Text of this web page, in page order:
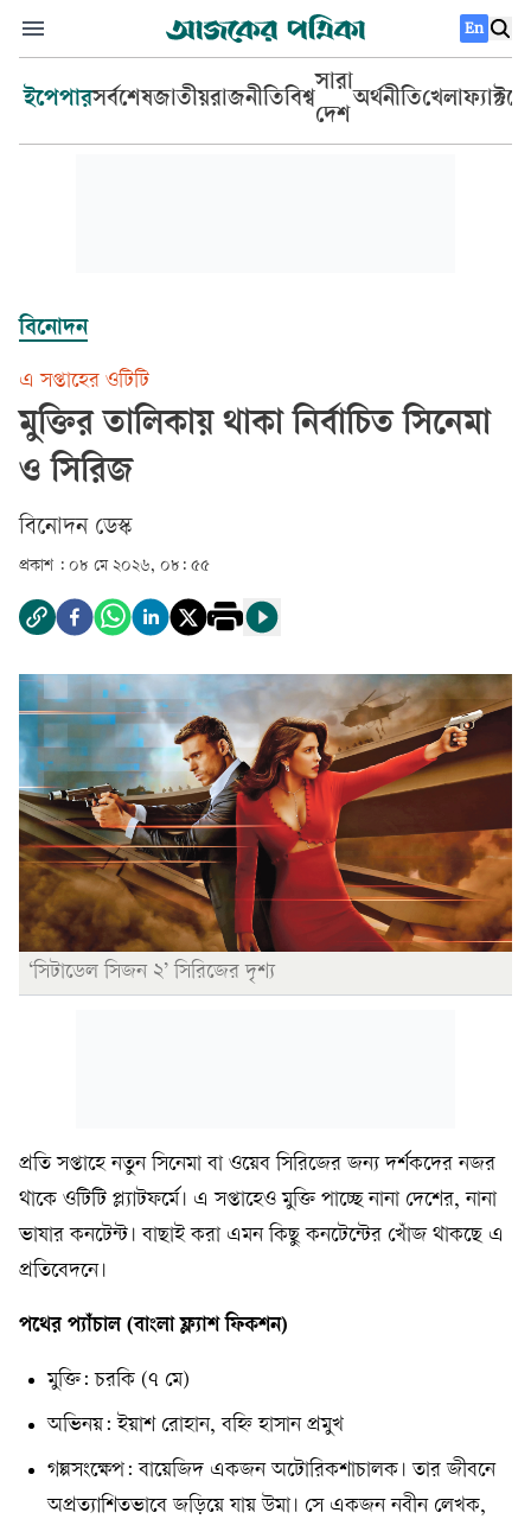
En
ইপেপারসর্বশেষজাতীয়রাজনীতিবিশ্ব
সারা
দেশ
অর্থনীতিখেলা
বিনোদন
এ সপ্তাহের ওটিটি
মুক্তির তালিকায় থাকা নির্বাচিত সিনেমা
ও সিরিজ
বিনোদন ডেস্ক
প্রকাশ : ০৮ মে ২০২৬, ০৮: ৫৫
‘সিটাডেল সিজন ২’ সিরিজের দৃশ্য
প্রতি সপ্তাহে নতুন সিনেমা বা ওয়েব সিরিজের জন্য দর্শকদের নজর
থাকে ওটিটি প্ল্যাটফর্মে। এ সপ্তাহেও মুক্তি পাচ্ছে নানা দেশের, নানা
ভাষার কনটেন্ট। বাছাই করা এমন কিছু কনটেন্টের খোঁজ থাকছে এ
প্রতিবেদনে।
পথের প্যাঁচাল (বাংলা ফ্ল্যাশ ফিকশন)
মুক্তি: চরকি (৭ মে)
অভিনয়: ইয়াশ রোহান, বহ্নি হাসান প্রমুখ
গল্পসংক্ষেপ: বায়েজিদ একজন অটোরিকশাচালক। তার জীবনে
অপ্রত্যাশিতভাবে জড়িয়ে যায় উমা। সে একজন নবীন লেখক,